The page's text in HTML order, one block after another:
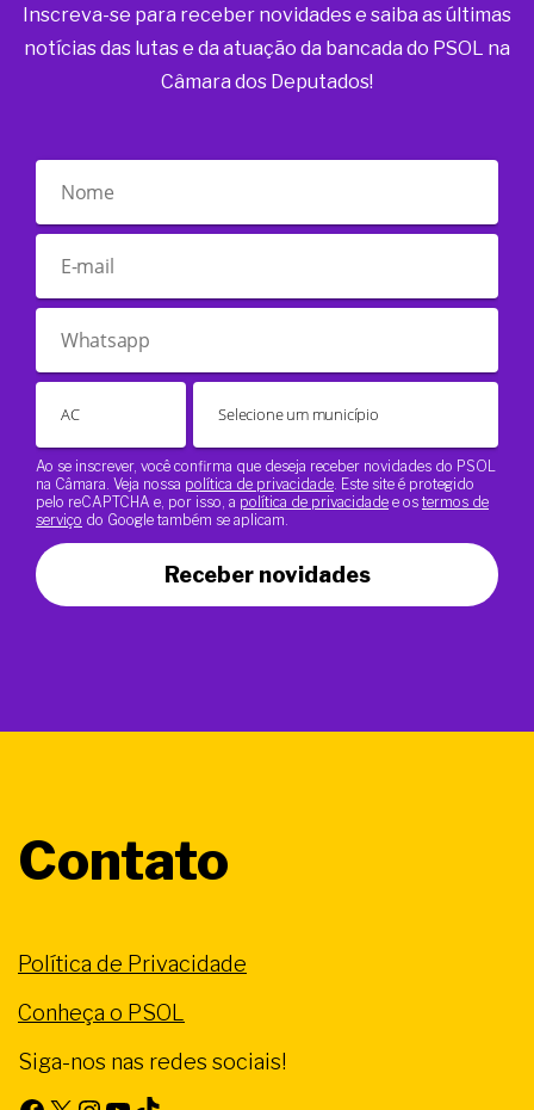
Inscreva-se para receber novidades e saiba as últimas
notícias das lutas e da atuação da bancada do PSOL na
Câmara dos Deputados!
Ao se inscrever, você confirma que deseja receber novidades do PSOL
na Câmara. Veja nossa política de privacidade . Este site é protegido
pelo reCAPTCHA e, por isso, a política de privacidade e os termos de
serviço do Google também se aplicam.
Receber novidades
Contato
Política de Privacidade
Conheça o PSOL
Siga-nos nas redes sociais!